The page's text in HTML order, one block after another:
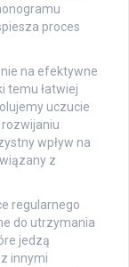
proces
na efektywne
temu łatwiej
uczucie
wpływ na
z
regularnego
do utrzymania
jedzą
innymi